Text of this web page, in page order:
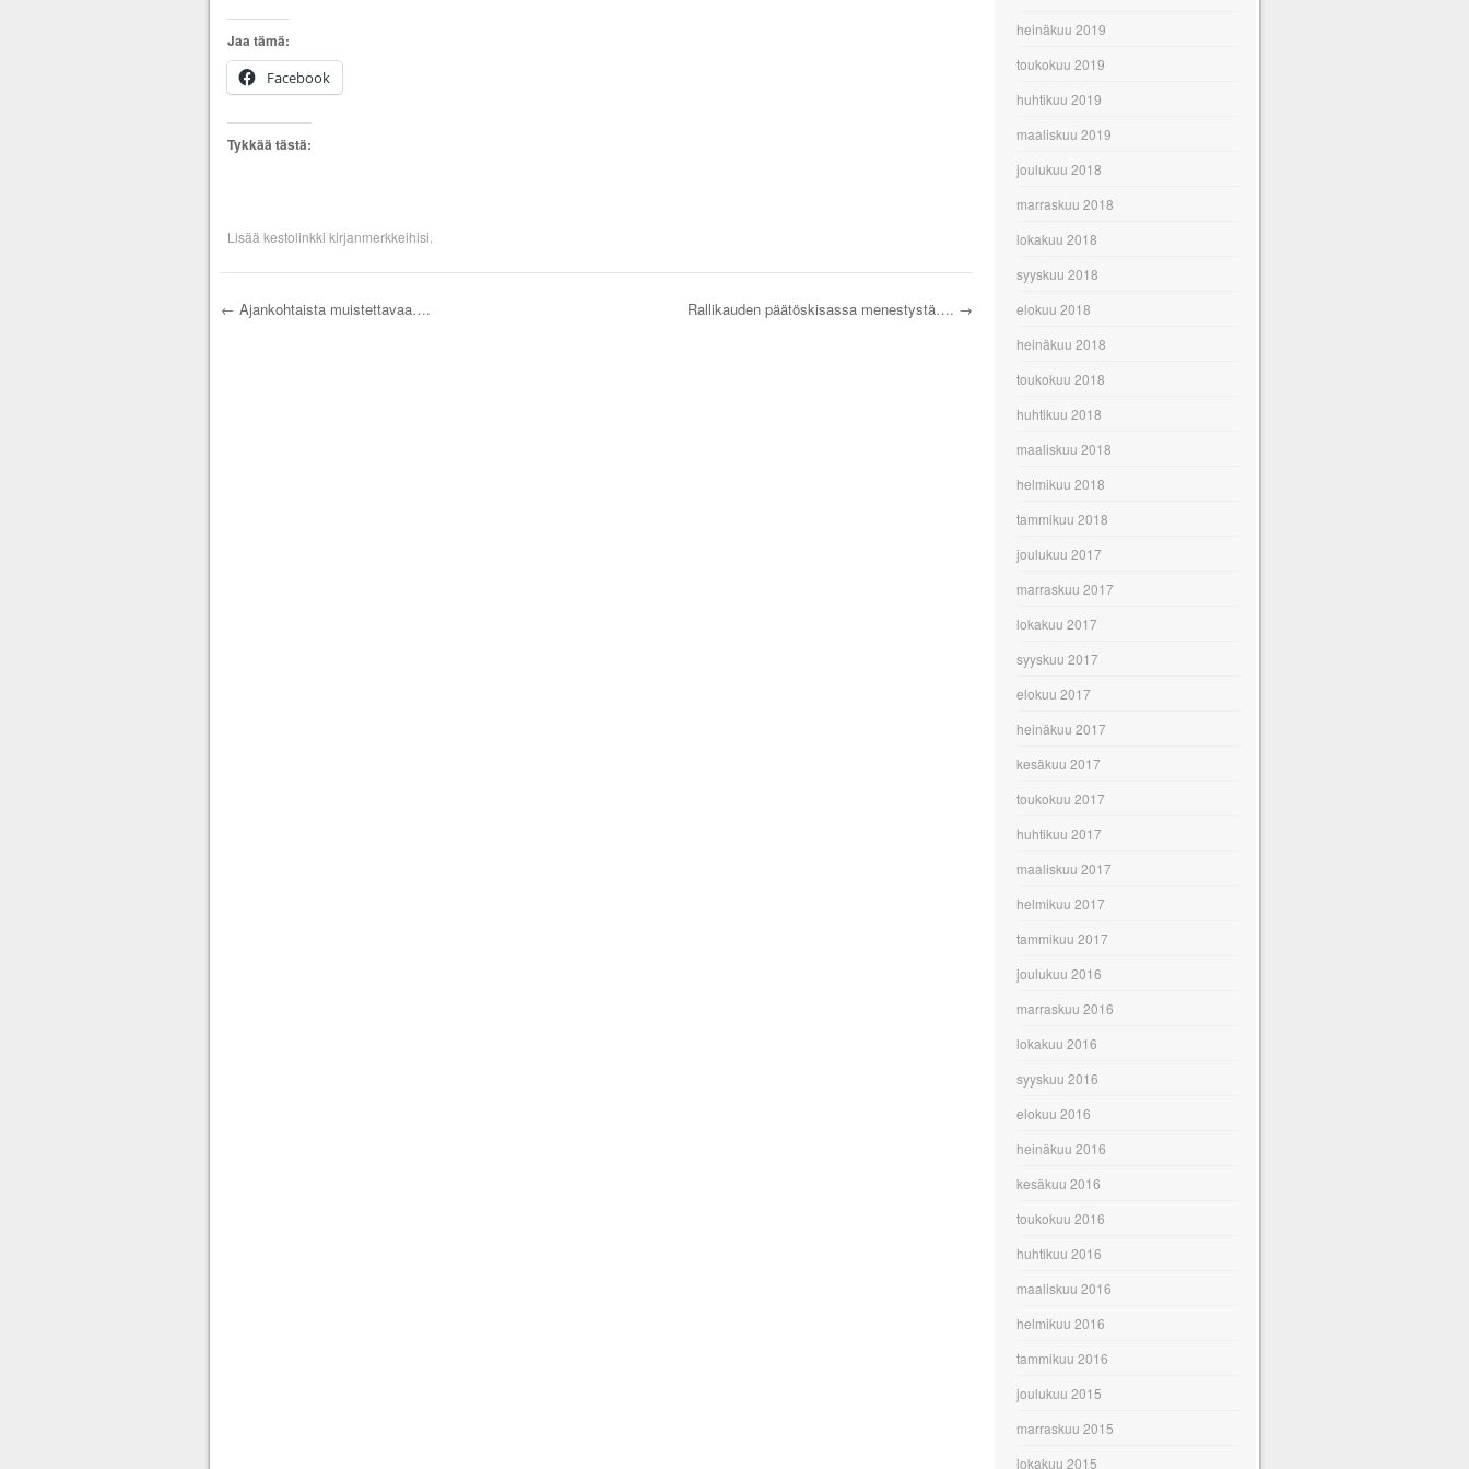
Jaa tämä:
Facebook
Tykkää tästä:
Lisää kestolinkki kirjanmerkkeihisi.
← Ajankohtaista muistettavaa…. Rallikauden päätöskisassa menestystä…. →
heinäkuu 2019
toukokuu 2019
huhtikuu 2019
maaliskuu 2019
joulukuu 2018
marraskuu 2018
lokakuu 2018
syyskuu 2018
elokuu 2018
heinäkuu 2018
toukokuu 2018
huhtikuu 2018
maaliskuu 2018
helmikuu 2018
tammikuu 2018
joulukuu 2017
marraskuu 2017
lokakuu 2017
syyskuu 2017
elokuu 2017
heinäkuu 2017
kesäkuu 2017
toukokuu 2017
huhtikuu 2017
maaliskuu 2017
helmikuu 2017
tammikuu 2017
joulukuu 2016
marraskuu 2016
lokakuu 2016
syyskuu 2016
elokuu 2016
heinäkuu 2016
kesäkuu 2016
toukokuu 2016
huhtikuu 2016
maaliskuu 2016
helmikuu 2016
tammikuu 2016
joulukuu 2015
marraskuu 2015
lokakuu 2015